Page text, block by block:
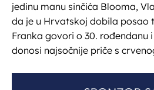
jedinu manu sinčića Blooma,
da je u Hrvatskoj dobila posao
Franka govori o 30. rođendanu
donosi najsočnije priče s